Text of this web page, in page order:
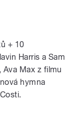
+ 10
Harris a Sam
Max z filmu
hymna